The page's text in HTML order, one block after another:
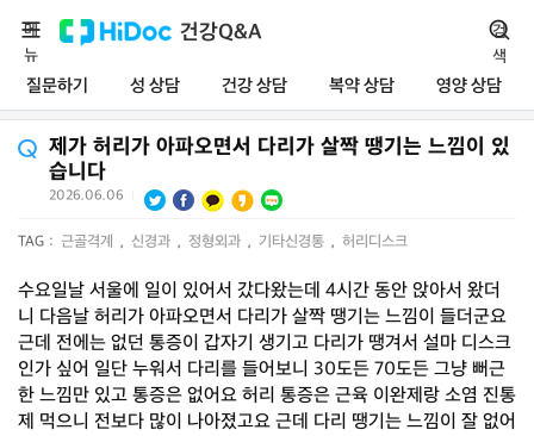
건강Q&A
질문하기 성 상담 건강 상담 복약 상담 영양 상담
메
뉴
검
색
제가 허리가 아파오면서 다리가 살짝 땡기는 느낌이 있
습니다
2026.06.06
TAG : 근골격계 , 신경과 , 정형외과 , 기타신경통 , 허리디스크
수요일날 서울에 일이 있어서 갔다왔는데 4시간 동안 앉아서 왔더
니 다음날 허리가 아파오면서 다리가 살짝 땡기는 느낌이 들더군요
근데 전에는 없던 통증이 갑자기 생기고 다리가 땡겨서 설마 디스크
인가 싶어 일단 누워서 다리를 들어보니 30도든 70도든 그냥 뻐근
한 느낌만 있고 통증은 없어요 허리 통증은 근육 이완제랑 소염 진통
제 먹으니 전보다 많이 나아졌고요 근데 다리 땡기는 느낌이 잘 없어